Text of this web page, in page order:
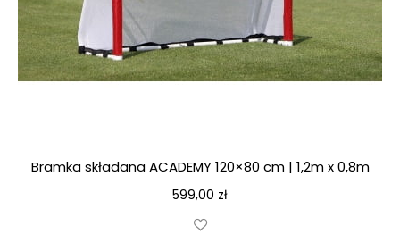
Bramka składana ACADEMY 120×80 cm | 1,2m x 0,8m
599,00 zł